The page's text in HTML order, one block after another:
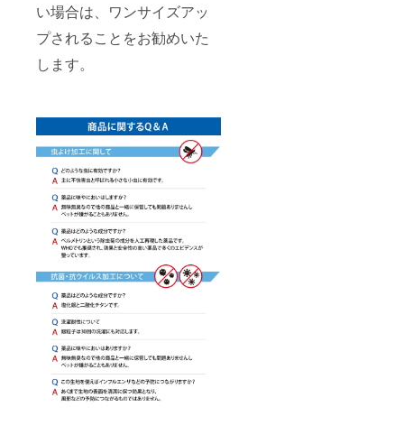
い場合は、ワンサイズアッ
プされることをお勧めいた
します。